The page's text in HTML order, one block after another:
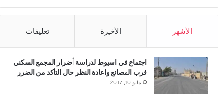
الأشهر الأخيرة تعليقات
اجتماع في اسيوط لدراسة أضرار المجمع السكني
قرب المصانع واعادة النظر حال التأكد من الضرر
مايو 10, 2017